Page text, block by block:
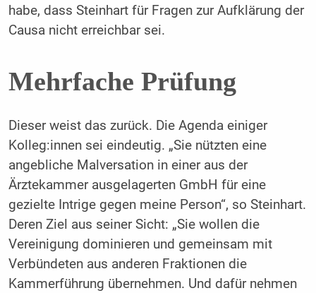
habe, dass Steinhart für Fragen zur Aufklärung der
Causa nicht erreichbar sei.
Mehrfache Prüfung
Dieser weist das zurück. Die Agenda einiger
Kolleg:innen sei eindeutig. „Sie nützten eine
angebliche Malversation in einer aus der
Ärztekammer ausgelagerten GmbH für eine
gezielte Intrige gegen meine Person“, so Steinhart.
Deren Ziel aus seiner Sicht: „Sie wollen die
Vereinigung dominieren und gemeinsam mit
Verbündeten aus anderen Fraktionen die
Kammerführung übernehmen. Und dafür nehmen